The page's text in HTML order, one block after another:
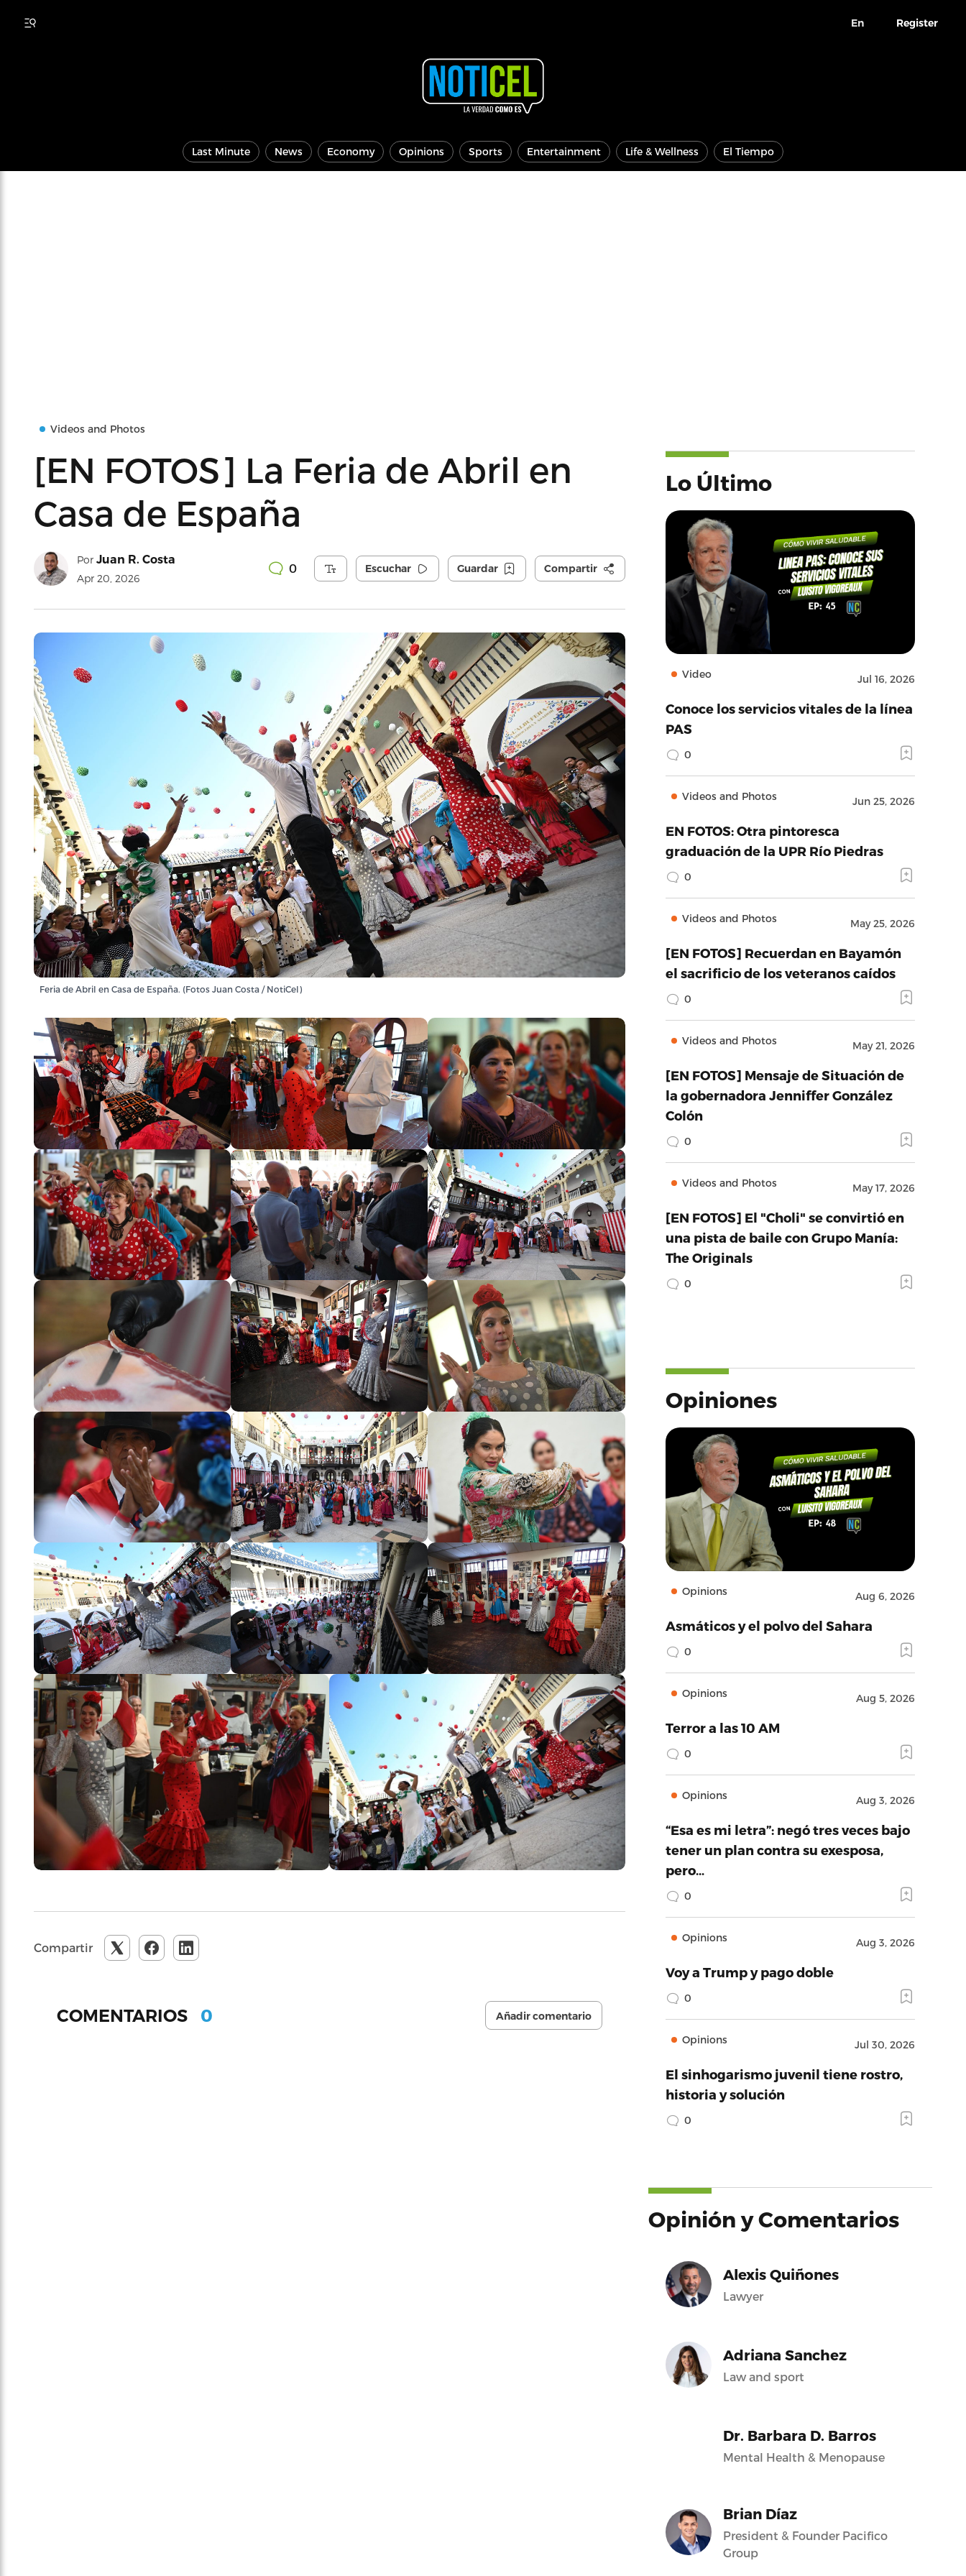
En Register
Last Minute News Economy Opinions Sports Entertainment Life & Wellness El Tiempo
Videos and Photos
[EN FOTOS] La Feria de Abril en
Casa de España
Por Juan R. Costa
Apr 20, 2026
0 Escuchar Guardar Compartir
Feria de Abril en Casa de España. (Fotos Juan Costa / NotiCel)
Compartir
COMENTARIOS 0 Añadir comentario
Lo Último
Video Jul 16, 2026
Conoce los servicios vitales de la línea
PAS
0
Videos and Photos Jun 25, 2026
EN FOTOS: Otra pintoresca
graduación de la UPR Río Piedras
0
Videos and Photos May 25, 2026
[EN FOTOS] Recuerdan en Bayamón
el sacrificio de los veteranos caídos
0
Videos and Photos May 21, 2026
[EN FOTOS] Mensaje de Situación de
la gobernadora Jenniffer González
Colón
0
Videos and Photos May 17, 2026
[EN FOTOS] El "Choli" se convirtió en
una pista de baile con Grupo Manía:
The Originals
0
Opiniones
Opinions Aug 6, 2026
Asmáticos y el polvo del Sahara
0
Opinions Aug 5, 2026
Terror a las 10 AM
0
Opinions Aug 3, 2026
“Esa es mi letra”: negó tres veces bajo
tener un plan contra su exesposa,
pero…
0
Opinions Aug 3, 2026
Voy a Trump y pago doble
0
Opinions Jul 30, 2026
El sinhogarismo juvenil tiene rostro,
historia y solución
0
Opinión y Comentarios
Alexis Quiñones
Lawyer
Adriana Sanchez
Law and sport
Dr. Barbara D. Barros
Mental Health & Menopause
Brian Díaz
President & Founder Pacifico
Group